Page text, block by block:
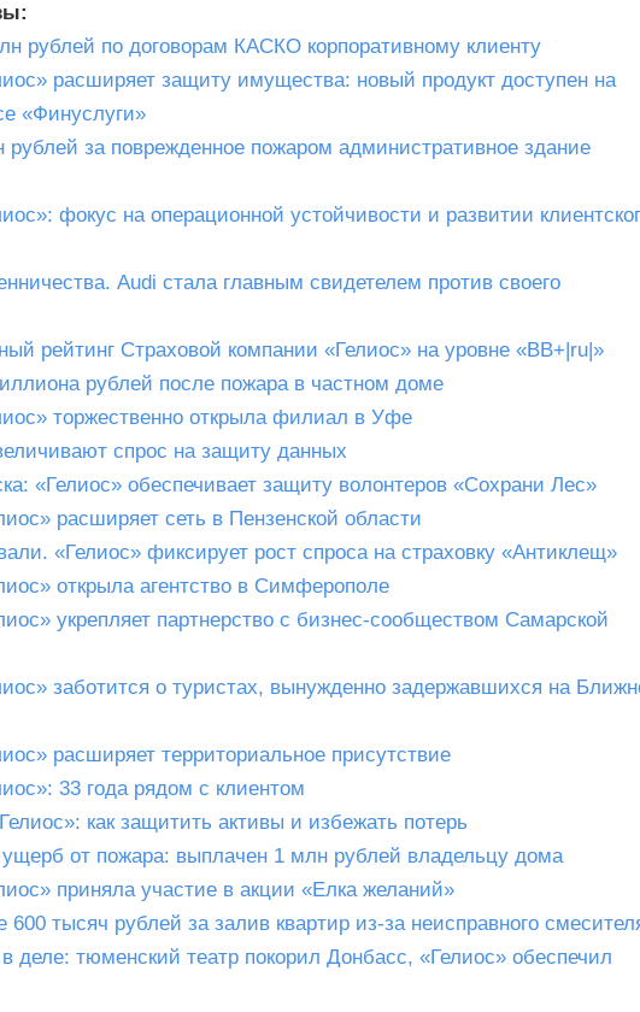
рублей по договорам КАСКО корпоративному клиенту
расширяет защиту имущества: новый продукт доступен на
«Финуслуги»
за поврежденное пожаром административное здание
фокус на операционной устойчивости и развитии
Audi стала главным свидетелем против своего
рейтинг Страховой компании «Гелиос» на уровне «BB+|ru|»
рублей после пожара в частном доме
торжественно открыла филиал в Уфе
спрос на защиту данных
«Гелиос» обеспечивает защиту волонтеров «Сохрани Лес»
расширяет сеть в Пензенской области
«Гелиос» фиксирует рост спроса на страховку «Антиклещ»
открыла агентство в Симферополе
укрепляет партнерство с бизнес-сообществом Самарской
заботится о туристах, вынужденно задержавшихся на
расширяет территориальное присутствие
33 года рядом с клиентом
как защитить активы и избежать потерь
ущерб от пожара: выплачен 1 млн рублей владельцу дома
приняла участие в акции «Елка желаний»
тысяч рублей за залив квартир из-за неисправного
деле: тюменский театр покорил Донбасс, «Гелиос» обеспечил